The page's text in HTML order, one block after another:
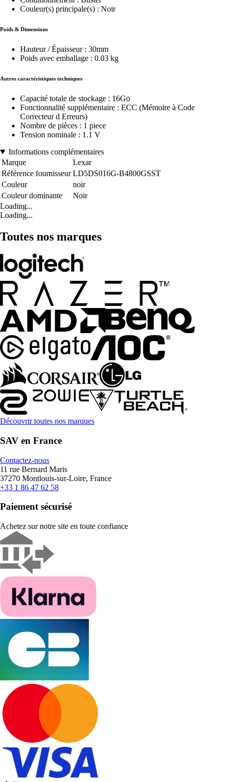
Couleur(s) principale(s) : Noir
Poids & Dimensions
Hauteur / Épaisseur : 30mm
Poids avec emballage : 0.03 kg
Autres caractéristiques techniques
Capacité totale de stockage : 16Go
Fonctionnalité supplémentaire : ECC (Mémoire à Code
Correcteur d Erreurs)
Nombre de pièces : 1 piece
Tension nominale : 1.1 V
Informations complémentaires
Marque
Lexar
Référence fournisseur LD5DS016G-B4800GSST
Couleur
noir
Couleur dominante
Noir
Loading...
Loading...
Toutes nos marques
Découvrir toutes nos marques
SAV en France
Contactez-nous
11 rue Bernard Maris
37270 Montlouis-sur-Loire, France
+33 1 86 47 62 58
Paiement sécurisé
Achetez sur notre site en toute confiance